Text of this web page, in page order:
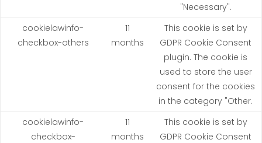
"Necessary".
cookielawinfo-
checkbox-others
11
months
This cookie is set by
GDPR Cookie Consent
plugin. The cookie is
used to store the user
consent for the cookies
in the category "Other.
cookielawinfo-
checkbox-
11
months
This cookie is set by
GDPR Cookie Consent